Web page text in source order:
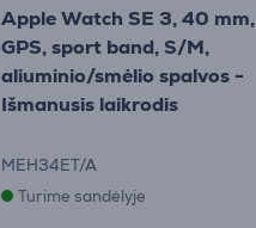
Apple Watch SE 3, 40 mm,
GPS, sport band, S/M,
aliuminio/smėlio spalvos -
Išmanusis laikrodis
MEH34ET/A
Turime sandėlyje